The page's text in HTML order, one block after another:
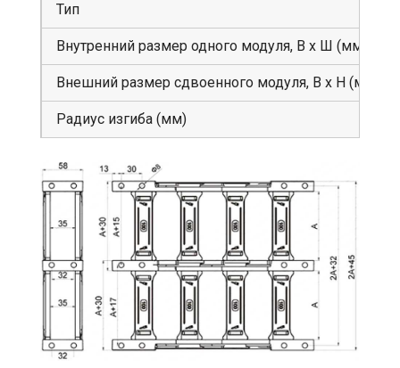
Тип
Внутренний размер одного модуля, В х Ш (мм)
Внешний размер сдвоенного модуля, В х Н (мм)
Радиус изгиба (мм)